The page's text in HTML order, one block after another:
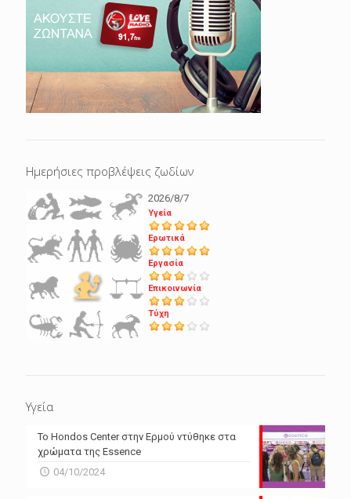
Ημερήσιες προβλέψεις ζωδίων
2026/8/7
Υγεία
Ερωτικά
Εργασία
Επικοινωνία
Τύχη
Υγεία
Το Hondos Center στην Ερμού ντύθηκε στα
χρώματα της Essence
04/10/2024